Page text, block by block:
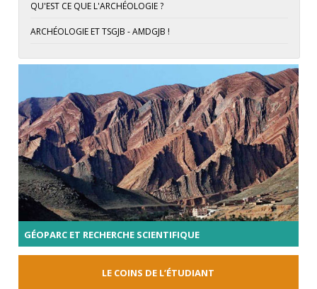
QU'EST CE QUE L'ARCHÉOLOGIE ?
ARCHÉOLOGIE ET TSGJB - AMDGJB !
GÉOPARC ET RECHERCHE SCIENTIFIQUE
LE COINS DE L’ÉTUDIANT